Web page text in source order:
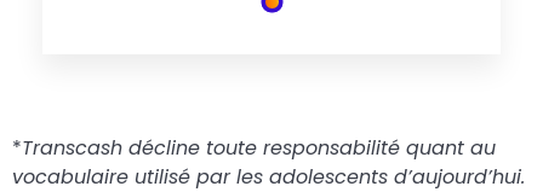
*Transcash décline toute responsabilité quant au
vocabulaire utilisé par les adolescents d’aujourd’hui.